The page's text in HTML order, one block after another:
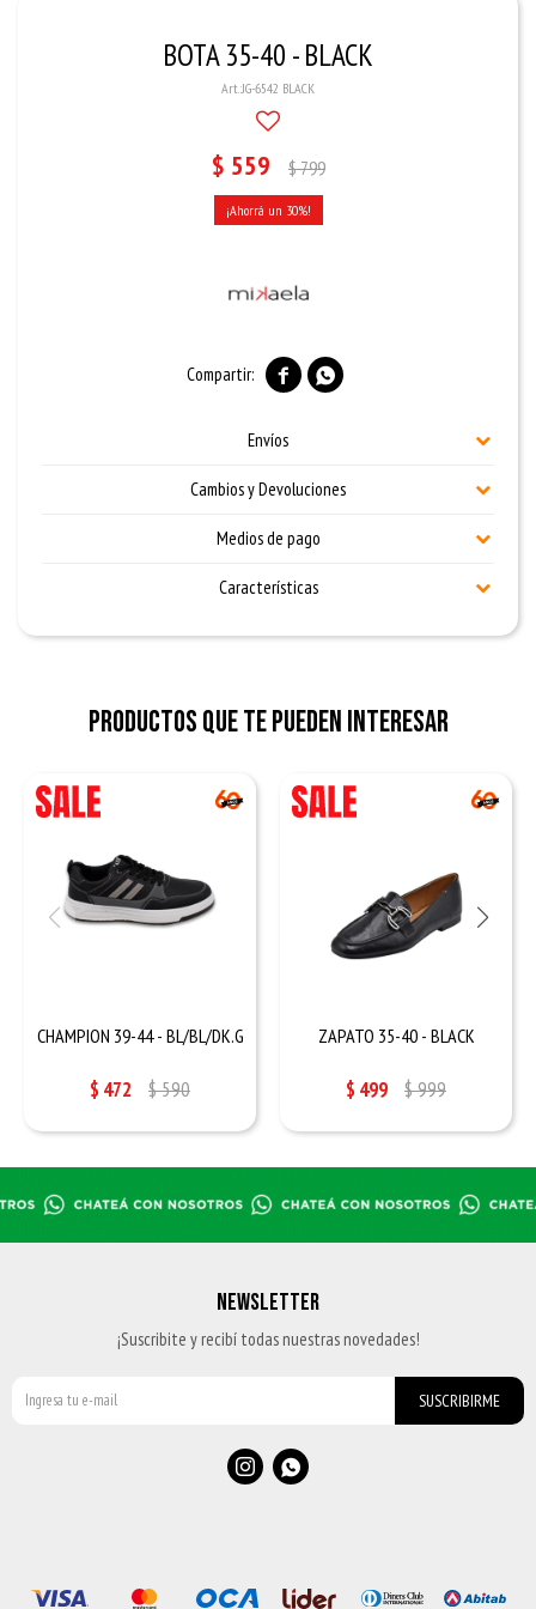
BOTA 35-40 - BLACK
JG-6542 BLACK
$ 559 $799
30
 
Envíos
Cambios y Devoluciones
Medios de pago
Características
Productos que te pueden interesar
CHAMPION 39-44 - BL/BL/DK.G
$ 472 $590
ZAPATO 35-40 - BLACK
$ 499 $999
NEWSLETTER
¡Suscribite y recibí todas nuestras novedades!
SUSCRIBIRME
 